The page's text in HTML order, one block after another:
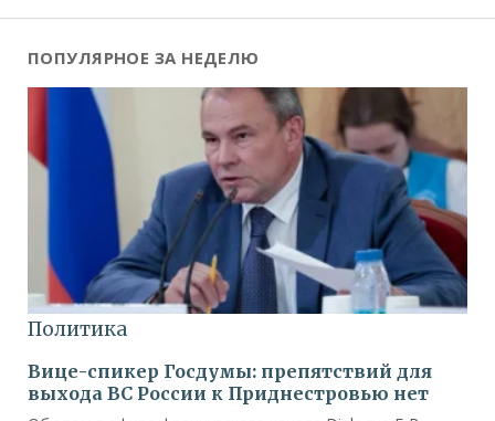
ПОПУЛЯРНОЕ ЗА НЕДЕЛЮ